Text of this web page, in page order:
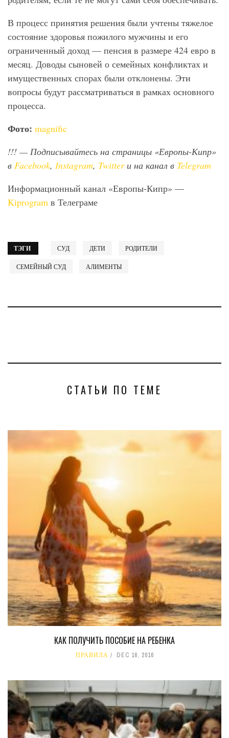
В процесс принятия решения были учтены тяжелое
состояние здоровья пожилого мужчины и его
ограниченный доход — пенсия в размере 424 евро в
месяц. Доводы сыновей о семейных конфликтах и
имущественных спорах были отклонены. Эти
вопросы будут рассматриваться в рамках основного
процесса.
Фото: magnific
!!! — Подписывайтесь на страницы «Европы-Кипр»
в Facebook, Instagram, Twitterи на канал в Telegram
Информационный канал «Европы-Кипр» —
Kiprogram в Телеграме
ТЭГИ СУД ДЕТИ РОДИТЕЛИ
СЕМЕЙНЫЙ СУД АЛИМЕНТЫ
СТАТЬИ ПО ТЕМЕ
КАК ПОЛУЧИТЬ ПОСОБИЕ НА РЕБЕНКА
ПРАВИЛА DEC 16, 2016